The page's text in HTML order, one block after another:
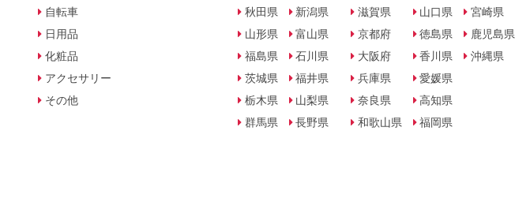
自転車
日用品
化粧品
アクセサリー
その他
秋田県
山形県
福島県
茨城県
栃木県
群馬県
新潟県
富山県
石川県
福井県
山梨県
長野県
滋賀県
京都府
大阪府
兵庫県
奈良県
和歌山県
山口県
徳島県
香川県
愛媛県
高知県
福岡県
宮崎県
鹿児島県
沖縄県